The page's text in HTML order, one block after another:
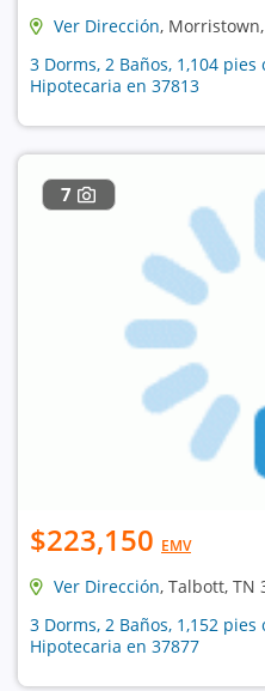
Ver Dirección,
3 Dorms, 2 Baños, 1,104
Hipotecaria en 37813
7
$223,150 EMV
Ver Dirección, Talbott, TN
3 Dorms, 2 Baños, 1,152
Hipotecaria en 37877